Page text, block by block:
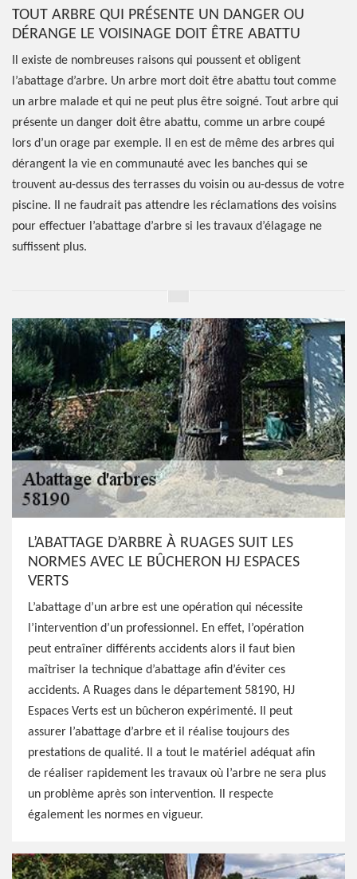
TOUT ARBRE QUI PRÉSENTE UN DANGER OU
DÉRANGE LE VOISINAGE DOIT ÊTRE ABATTU
Il existe de nombreuses raisons qui poussent et obligent
l’abattage d’arbre. Un arbre mort doit être abattu tout comme
un arbre malade et qui ne peut plus être soigné. Tout arbre qui
présente un danger doit être abattu, comme un arbre coupé
lors d’un orage par exemple. Il en est de même des arbres qui
dérangent la vie en communauté avec les banches qui se
trouvent au-dessus des terrasses du voisin ou au-dessus de votre
piscine. Il ne faudrait pas attendre les réclamations des voisins
pour effectuer l’abattage d’arbre si les travaux d’élagage ne
suffissent plus.
L’ABATTAGE D’ARBRE À RUAGES SUIT LES
NORMES AVEC LE BÛCHERON HJ ESPACES
VERTS
L’abattage d’un arbre est une opération qui nécessite
l’intervention d’un professionnel. En effet, l’opération
peut entraîner différents accidents alors il faut bien
maîtriser la technique d’abattage afin d’éviter ces
accidents. A Ruages dans le département 58190, HJ
Espaces Verts est un bûcheron expérimenté. Il peut
assurer l’abattage d’arbre et il réalise toujours des
prestations de qualité. Il a tout le matériel adéquat afin
de réaliser rapidement les travaux où l’arbre ne sera plus
un problème après son intervention. Il respecte
également les normes en vigueur.